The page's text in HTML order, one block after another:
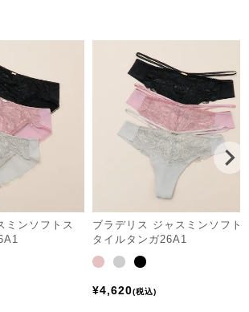
ミンソフトス
ブラデリス ジャスミンソフト
タイルタンガ26A1
¥4,620 税込